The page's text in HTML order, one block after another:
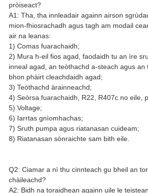
pròiseact?
A1: Tha, tha innleadair againn airson
mion-fhiosrachadh agus tagh am modail
air na leanas:
1) Comas fuarachaidh;
2) Mura h-eil fios agad, faodaidh tu an ìre
inneal agad, an teòthachd a-steach agus an
bhon phàirt cleachdaidh agad;
3) Teòthachd àrainneachd;
4) Seòrsa fuarachaidh, R22, R407c no eile,
5) Voltage;
6) Iarrtas gnìomhachas;
7) Sruth pumpa agus riatanasan cuideam;
8) Riatanasan sònraichte sam bith eile.
Q2: Ciamar a nì thu cinnteach gu bheil an
chàileachd?
A2: Bidh na toraidhean againn uile le